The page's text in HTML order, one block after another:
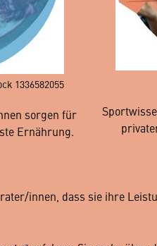
1336582055
sorgen für
Ernährung.
innen, dass sie ihre